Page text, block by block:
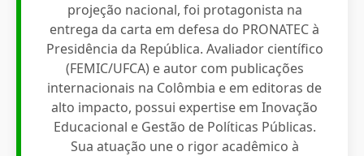
projeção nacional, foi protagonista na
entrega da carta em defesa do PRONATEC à
Presidência da República. Avaliador científico
(FEMIC/UFCA) e autor com publicações
internacionais na Colômbia e em editoras de
alto impacto, possui expertise em Inovação
Educacional e Gestão de Políticas Públicas.
Sua atuação une o rigor acadêmico à